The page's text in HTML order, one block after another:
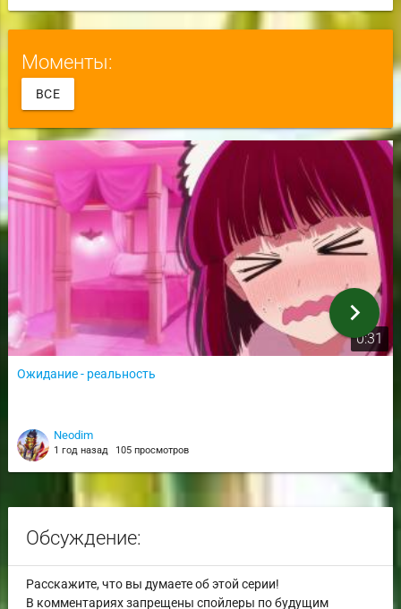
Моменты:
ВСЕ
0:31
Ожидание - реальность
Neodim
1 год назад 105 просмотров
chevron_right
Обсуждение:
Расскажите, что вы думаете об этой серии!
В комментариях запрещены спойлеры по будущим